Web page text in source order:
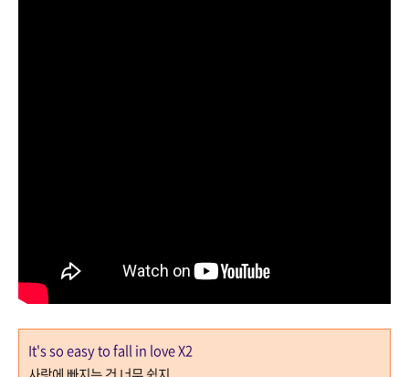
It's so easy to fall in love X2